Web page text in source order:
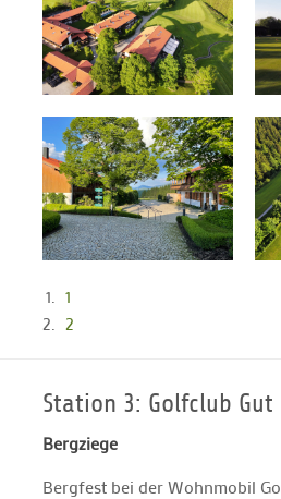
1
2
Station 3: Golfclub Gut
Bergziege
Bergfest bei der Wohnmobil